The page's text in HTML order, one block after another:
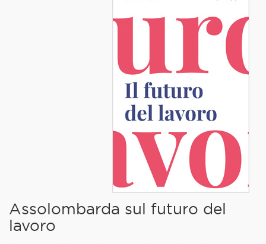
Assolombarda sul futuro del
lavoro